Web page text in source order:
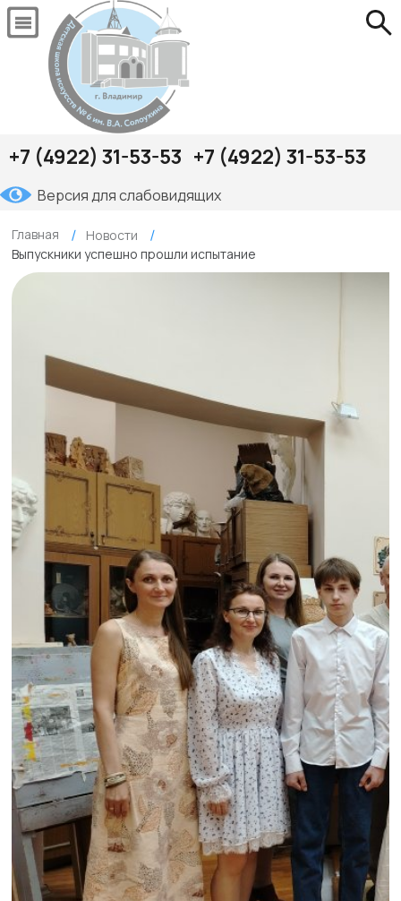
+7 (4922) 31-53-53 +7 (4922) 31-53-53
Версия для слабовидящих
Главная
Новости
Выпускники успешно прошли испытание